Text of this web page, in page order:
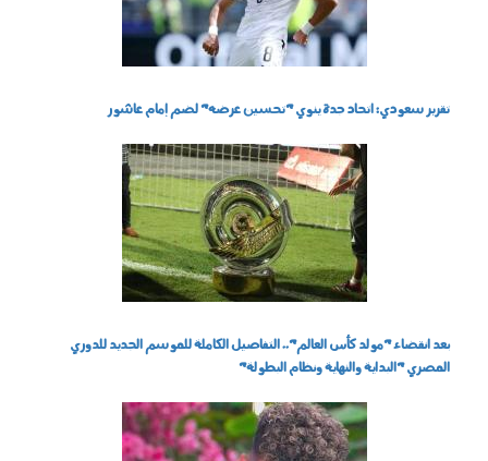
تقرير سعودي: اتحاد جدة ينوي "تحسين عرضه" لضم إمام عاشور
بعد انقضاء "مولد كأس العالم".. التفاصيل الكاملة للموسم الجديد للدوري
المصري "البداية والنهاية ونظام البطولة"